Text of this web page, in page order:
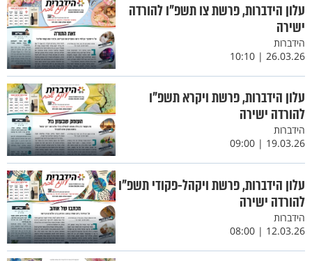
עלון הידברות, פרשת צו תשפ"ו להורדה
ישירה
הידברות
26.03.26 | 10:10
עלון הידברות, פרשת ויקרא תשפ"ו
להורדה ישירה
הידברות
19.03.26 | 09:00
עלון הידברות, פרשת ויקהל-פקודי תשפ"ו
להורדה ישירה
הידברות
12.03.26 | 08:00